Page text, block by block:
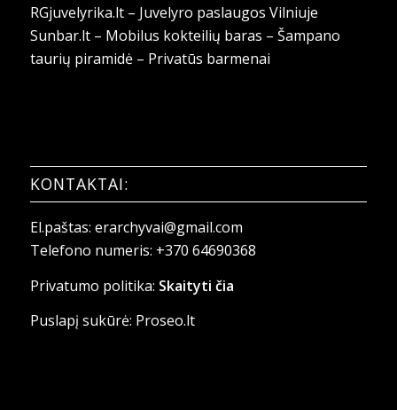
RGjuvelyrika.lt – Juvelyro paslaugos Vilniuje
Sunbar.lt – Mobilus kokteilių baras – Šampano
taurių piramidė – Privatūs barmenai
KONTAKTAI:
El.paštas: erarchyvai@gmail.com
Telefono numeris: +370 64690368
Privatumo politika: Skaityti čia
Puslapį sukūrė: Proseo.lt